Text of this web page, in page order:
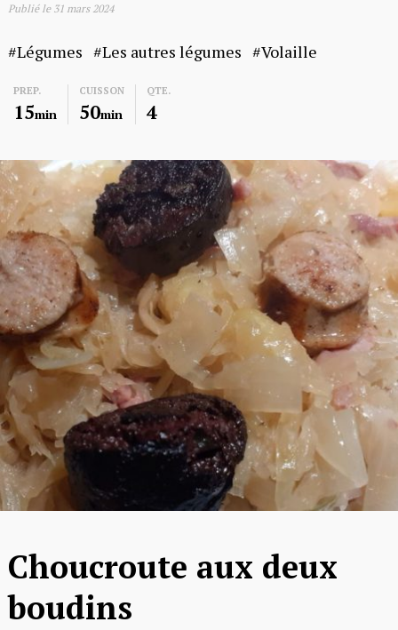
Publié le 31 mars 2024
Légumes Les autres légumes Volaille
PREP.
15min
CUISSON
50min
QTE.
4
Choucroute aux deux
boudins